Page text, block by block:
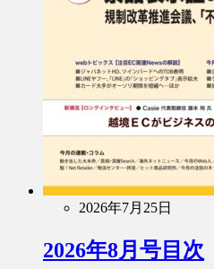
2026年7月25日
2026年8月号目次